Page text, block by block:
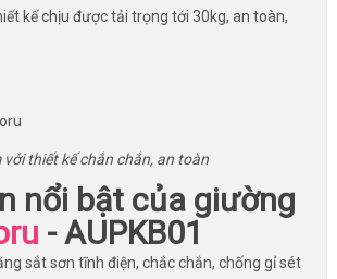
kế chịu được tải trọng tới 30kg, an toàn,
thiết kế chắn chắn, an toàn
nổi bật của giường
- AUPKB01
sắt sơn tĩnh điện, chắc chắn, chống gỉ sét